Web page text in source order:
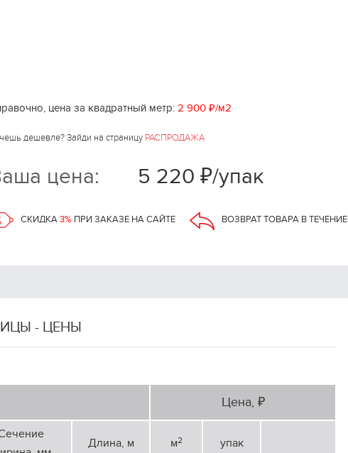
цена за квадратный метр: 2 900 ₽/м2
дешевле? Зайди на страницу РАСПРОДАЖА
цена: 5 220 ₽/упак
СКИДКА3% ПРИ ЗАКАЗЕ НА САЙТЕ ВОЗВРАТ ТОВАРА В ТЕЧЕНИЕ
- ЦЕНЫ
Цена, ₽
Длина, м м2 упак